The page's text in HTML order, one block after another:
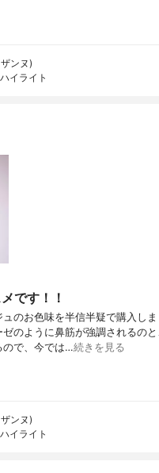
ンヌ)
イライト
です！！
のお色味を半信半疑で購入しま
のように鼻筋が強調されるの
ので、今では…続きを見る
ンヌ)
イライト